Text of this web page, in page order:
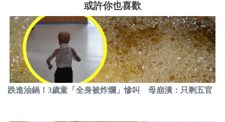
或許你也喜歡
跌進油鍋！3歲童「全身被炸爛」慘叫 母崩潰：只剩五官